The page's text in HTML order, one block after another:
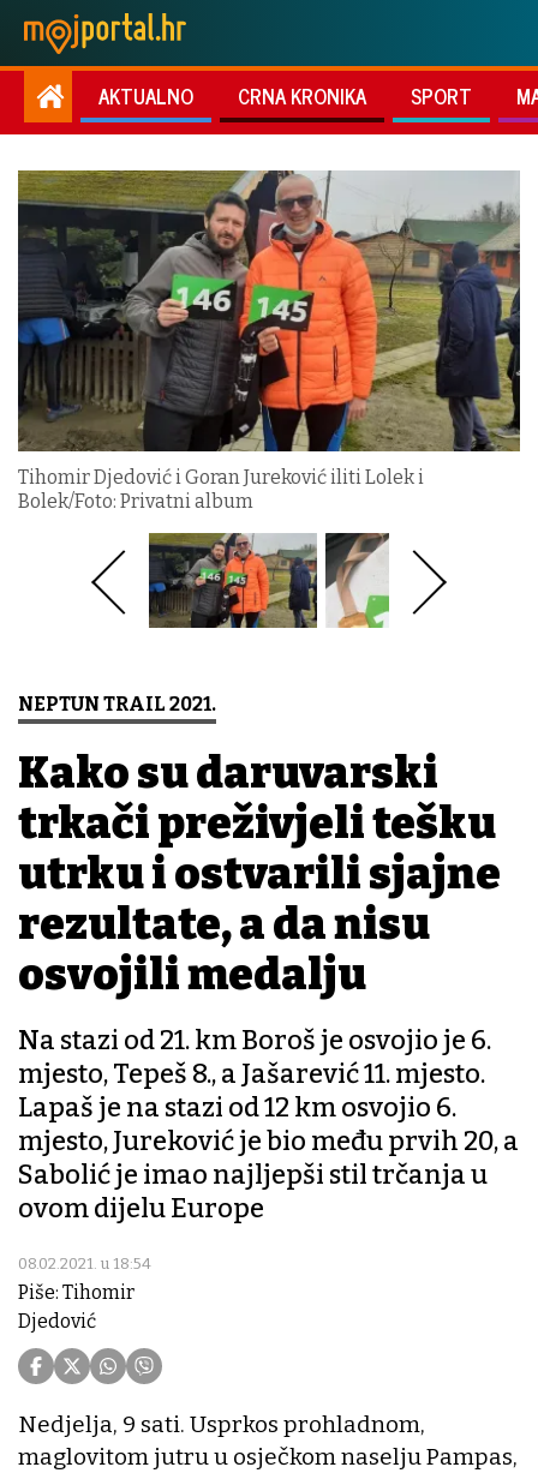
AKTUALNO CRNA KRONIKA SPORT
Tihomir Djedović i Goran Jureković iliti Lolek i
Bolek/Foto: Privatni album
NEPTUN TRAIL 2021.
Kako su daruvarski
trkači preživjeli tešku
utrku i ostvarili sjajne
rezultate, a da nisu
osvojili medalju
Na stazi od 21. km Boroš je osvojio je 6.
mjesto, Tepeš 8., a Jašarević 11. mjesto.
Lapaš je na stazi od 12 km osvojio 6.
mjesto, Jureković je bio među prvih 20, a
Sabolić je imao najljepši stil trčanja u
ovom dijelu Europe
08.02.2021. u 18:54
Piše: Tihomir
Djedović
Nedjelja, 9 sati. Usprkos prohladnom,
maglovitom jutru u osječkom naselju Pampas,